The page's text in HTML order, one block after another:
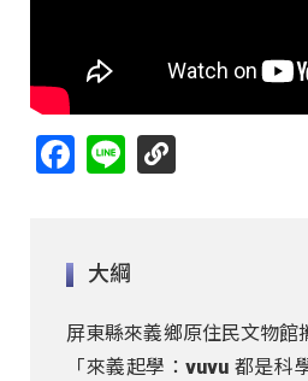
Facebook
Line
大綱
屏東縣來義鄉原住民文物館
「來義起學：vuvu 都是科